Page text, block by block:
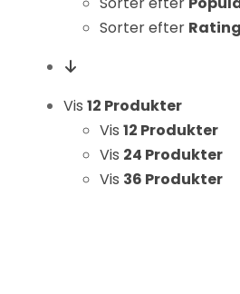
Sorter efter Rating
Vis 12 Produkter
Vis 12 Produkter
Vis 24 Produkter
Vis 36 Produkter
Ved at
dele dine
interesser